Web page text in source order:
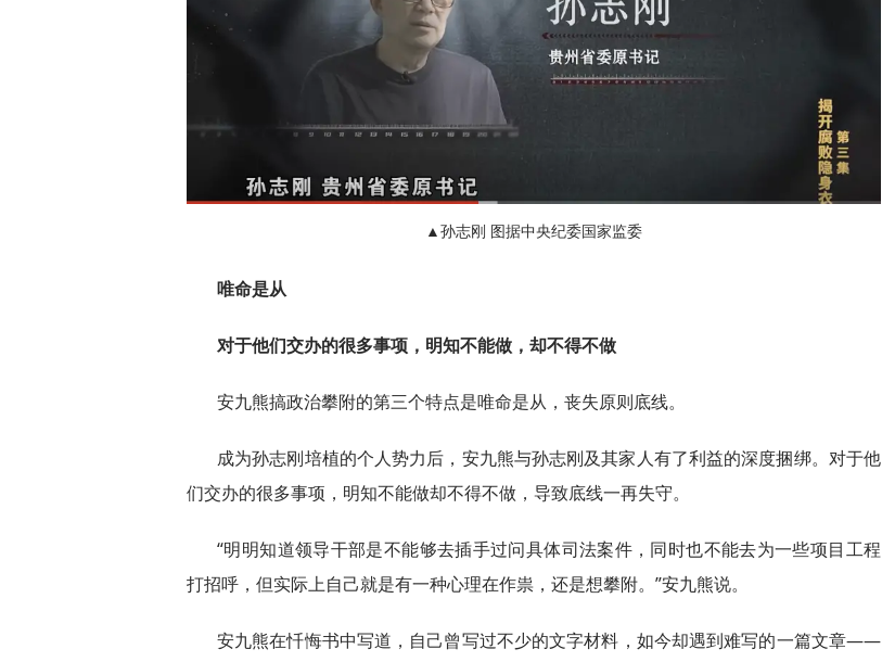
▲孙志刚 图据中央纪委国家监委
唯命是从
对于他们交办的很多事项，明知不能做，却不得不做
安九熊搞政治攀附的第三个特点是唯命是从，丧失原则底线。
成为孙志刚培植的个人势力后，安九熊与孙志刚及其家人有了利益的深度捆绑。对于他
们交办的很多事项，明知不能做却不得不做，导致底线一再失守。
“明明知道领导干部是不能够去插手过问具体司法案件，同时也不能去为一些项目工程
打招呼，但实际上自己就是有一种心理在作祟，还是想攀附。”安九熊说。
安九熊在忏悔书中写道，自己曾写过不少的文字材料，如今却遇到难写的一篇文章——